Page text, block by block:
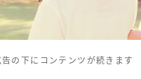
告の下にコンテンツが続きます